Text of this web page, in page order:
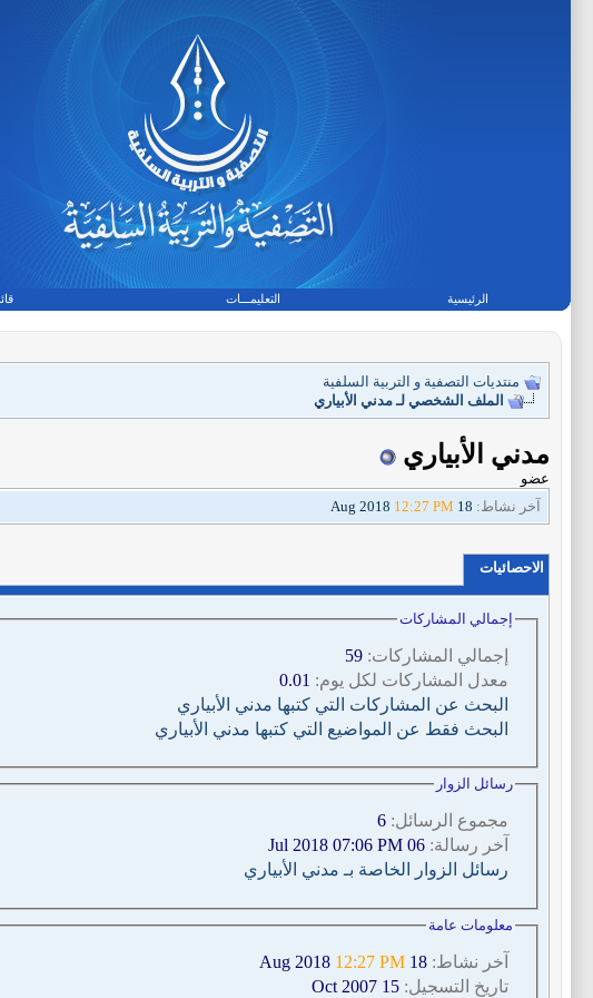
الرئيسية التعليمـــات
منتديات التصفية و التربية السلفية
الملف الشخصي لـ مدني الأبياري
مدني الأبياري
عضو
آخر نشاط:
12:27 PM
الاحصائيات
إجمالي المشاركات
إجمالي المشاركات:
معدل المشاركات لكل يوم:
البحث عن المشاركات التي كتبها مدني الأبياري
البحث فقط عن المواضيع التي كتبها مدني الأبياري
رسائل الزوار
مجموع الرسائل:
آخر رسالة:
رسائل الزوار الخاصة بـ مدني الأبياري
معلومات عامة
آخر نشاط:
12:27 PM
تاريخ التسجيل: